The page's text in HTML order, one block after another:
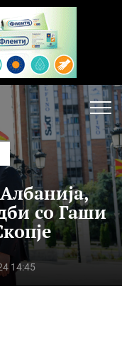
со Гаши
14:45